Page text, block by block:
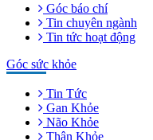
Góc báo chí
Tin chuyên ngành
Tin tức hoạt động
Góc sức khỏe
Tin Tức
Gan Khỏe
Não Khỏe
Thận Khỏe